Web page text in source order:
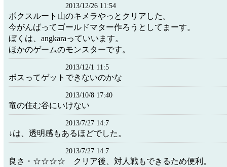
2013/12/26 11:54
ボクスルート山のキメラやっとクリアした。
今がんばってゴールドマター作ろうとしてまーす。
ぼくは、angkaraっていいます。
ほかのゲームのモンスターです。
2013/12/1 11:5
ボスってゲットできないのかな
2013/10/8 17:40
竜の住む谷にいけない
2013/7/27 14:7
↓は、透明感もあるほどでした。
2013/7/27 14:7
良さ・☆☆☆☆ クリア後、対人戦もできるため便利。